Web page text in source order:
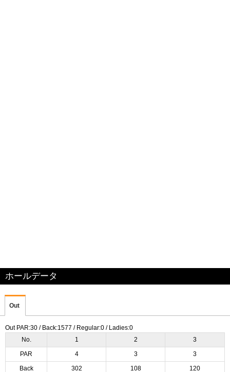
ホールデータ
Out
Out PAR:30 / Back:1577 / Regular:0 / Ladies:0
No.
1 2 3
PAR 4 3 3
Back 302 108 120